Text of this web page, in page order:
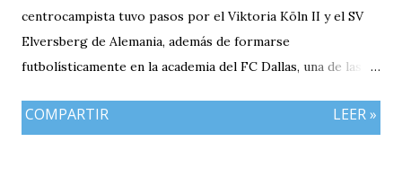
centrocampista tuvo pasos por el Viktoria Köln II y el SV
Elversberg de Alemania, además de formarse
futbolísticamente en la academia del FC Dallas, una de las
experiencia que marcó el inicio de su desarrollo como
COMPARTIR LEER »